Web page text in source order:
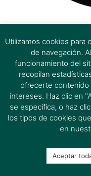
estem
Utilizamos cookies para
de navegación.
funcionamiento del
recopilan
ofrecerte contenido
intereses. Haz clic en
se especifica, o haz
los tipos de cookies
en
Aceptar